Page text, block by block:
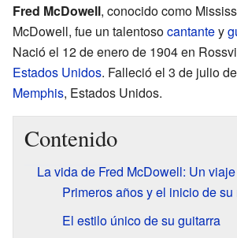
Fred McDowell, conocido como
McDowell, fue un talentosocantantey
Nació el 12 de enero de 1904 en
Estados Unidos. Falleció el 3 de julio
Memphis, Estados Unidos.
Contenido
La vida de Fred McDowell: Un
Primeros años y el inicio de
El estilo único de su guitarra